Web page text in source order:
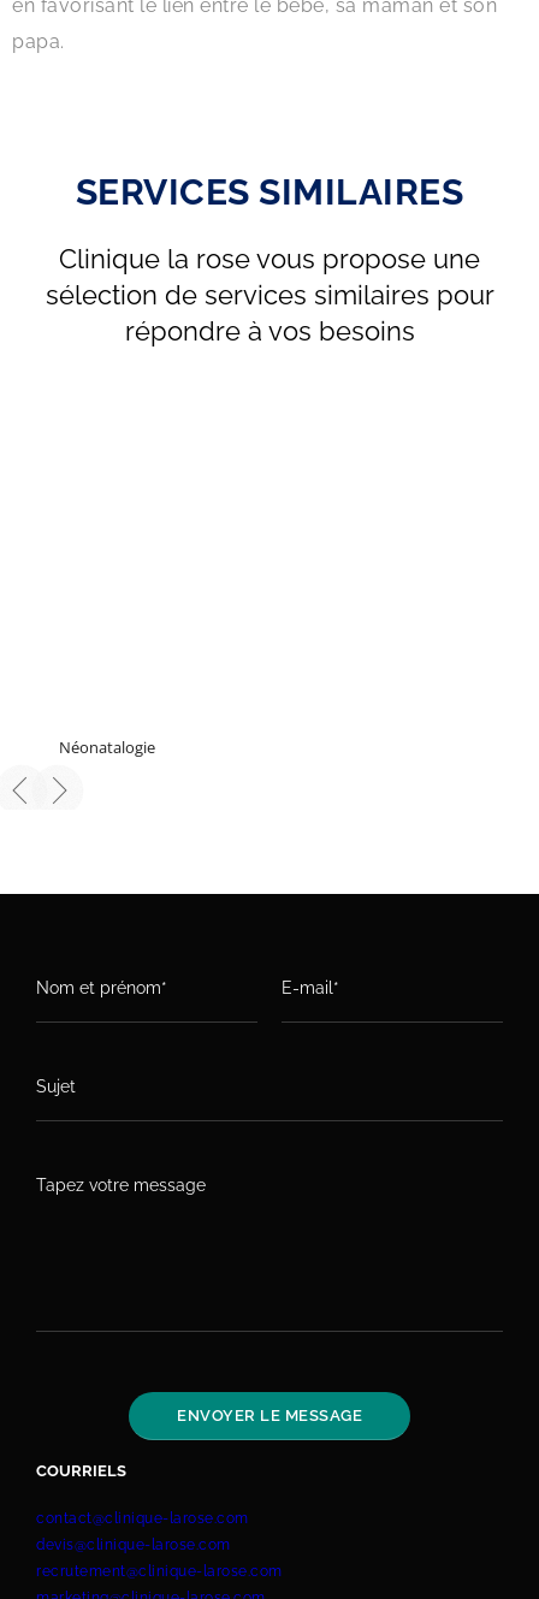
en favorisant le lien entre le bébé, sa maman et son
papa.
SERVICES SIMILAIRES
Clinique la rose vous propose une
sélection de services similaires pour
répondre à vos besoins
Néonatalogie
COURRIELS
contact@clinique-larose.com
devis@clinique-larose.com
recrutement@clinique-larose.com